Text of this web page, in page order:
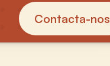
Contacta-nos